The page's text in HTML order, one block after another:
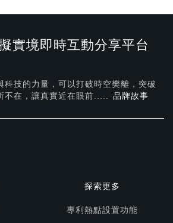
實境即時互動分享平台
科技的力量，可以打破時空樊離，突破
在， 讓真實近在眼前..... 品牌故事
探索更多
專利熱點設置功能